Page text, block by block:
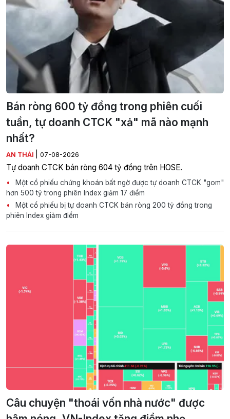
Bán ròng 600 tỷ đồng trong phiên cuối
tuần, tự doanh CTCK "xả" mã nào mạnh
nhất?
AN THÁI 07-08-2026
Tự doanh CTCK bán ròng 604 tỷ đồng trên HOSE.
Một cổ phiếu chứng khoán bất ngờ được tự doanh CTCK "gom"
hơn 500 tỷ trong phiên Index giảm 17 điểm
Một cổ phiếu bị tự doanh CTCK bán ròng 200 tỷ đồng trong
phiên Index giảm điểm
Câu chuyện "thoái vốn nhà nước" được